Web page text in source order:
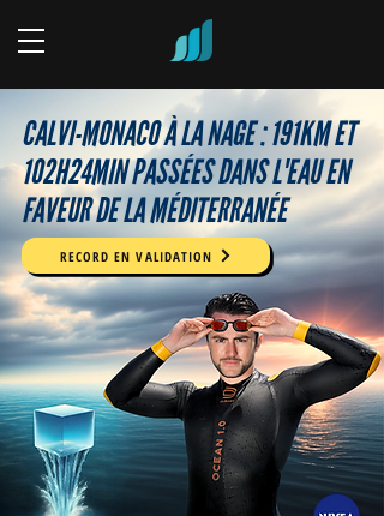
CALVI-MONACO À LA NAGE : 191KM ET
102H24MIN PASSÉES DANS L'EAU EN
FAVEUR DE LA MÉDITERRANÉE
RECORD EN VALIDATION